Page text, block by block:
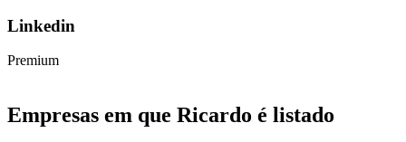
Linkedin
Premium
Empresas em que Ricardo é listado